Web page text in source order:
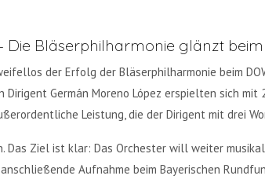
Die Bläserphilharmonie glänzt
der Erfolg der Bläserphilharmonie beim
Dirigent Germán Moreno López erspielten sich
Leistung, die der Dirigent mit drei
Das Ziel ist klar: Das Orchester will weiter
Aufnahme beim Bayerischen